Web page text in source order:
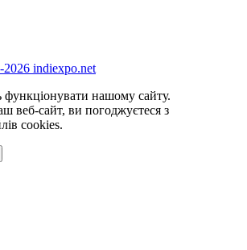
indiexpo.net
функціонувати нашому сайту.
веб-сайт, ви погоджуєтеся з
cookies.